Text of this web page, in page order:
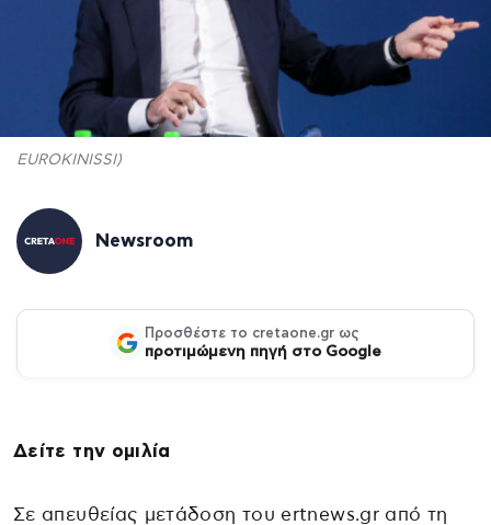
EUROKINISSI)
Newsroom
Προσθέστε το cretaone.gr ως
προτιμώμενη πηγή στο Google
Δείτε την ομιλία
Σε απευθείας μετάδοση του ertnews.gr από τη